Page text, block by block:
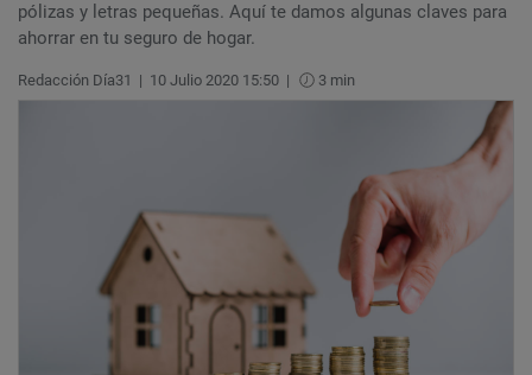
pólizas y letras pequeñas. Aquí te damos algunas claves para
ahorrar en tu seguro de hogar.
Redacción Día31 | 10 Julio 2020 15:50 | 3 min